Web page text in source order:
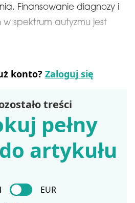
Finansowanie diagnozy i
w spektrum autyzmu jest
konto? Zaloguj się
treści
pełny
artykułu
EUR